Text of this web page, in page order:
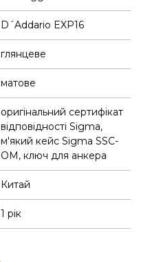
D´Addario EXP16
глянцеве
матове
оригінальний сертифікат
відповідності Sigma,
м'який кейс Sigma SSC-
OM, ключ для анкера
Китай
1 рік